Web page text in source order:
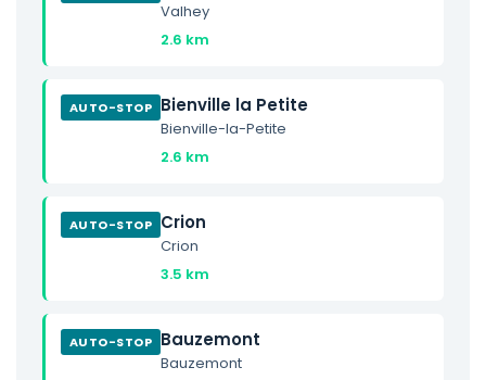
Valhey
2.6 km
AUTO-STOP Bienville la Petite
Bienville-la-Petite
2.6 km
AUTO-STOP Crion
Crion
3.5 km
AUTO-STOP Bauzemont
Bauzemont